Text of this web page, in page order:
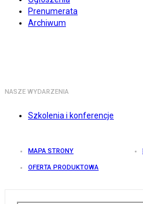
Prenumerata
Archiwum
NASZE WYDARZENIA
Szkolenia i konferencje
MAPA STRONY
OFERTA PRODUKTOWA